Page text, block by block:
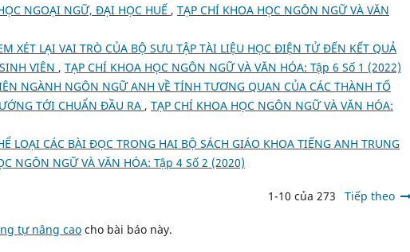
NGOẠI NGỮ, ĐẠI HỌC HUẾ , TẠP CHÍ KHOA HỌC NGÔN NGỮ VÀ VĂN
XÉT LẠI VAI TRÒ CỦA BỘ SƯU TẬP TÀI LIỆU HỌC ĐIỆN TỬ ĐẾN KẾT QUẢ
VIÊN , TẠP CHÍ KHOA HỌC NGÔN NGỮ VÀ VĂN HÓA: Tập 6 Số 1 (2022)
NGÀNH NGÔN NGỮ ANH VỀ TÍNH TƯƠNG QUAN CỦA CÁC THÀNH TỐ
TỚI CHUẨN ĐẦU RA , TẠP CHÍ KHOA HỌC NGÔN NGỮ VÀ VĂN HÓA:
LOẠI CÁC BÀI ĐỌC TRONG HAI BỘ SÁCH GIÁO KHOA TIẾNG ANH TRUNG
NGÔN NGỮ VÀ VĂN HÓA: Tập 4 Số 2 (2020)
1-10 của 273 Tiếp theo
tự nâng cao cho bài báo này.